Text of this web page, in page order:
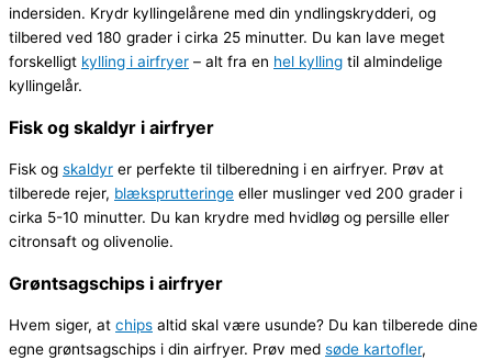
indersiden. Krydr kyllingelårene med din yndlingskrydderi, og
tilbered ved 180 grader i cirka 25 minutter. Du kan lave meget
forskelligt kylling i airfryer – alt fra en hel kylling til almindelige
kyllingelår.
Fisk og skaldyr i airfryer
Fisk og skaldyr er perfekte til tilberedning i en airfryer. Prøv at
tilberede rejer, blæksprutteringe eller muslinger ved 200 grader i
cirka 5-10 minutter. Du kan krydre med hvidløg og persille eller
citronsaft og olivenolie.
Grøntsagschips i airfryer
Hvem siger, at chips altid skal være usunde? Du kan tilberede dine
egne grøntsagschips i din airfryer. Prøv med søde kartofler,